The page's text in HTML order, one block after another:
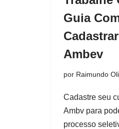
Guia
Ambev
por Raimundo
Cadastre seu
Ambv para
processo